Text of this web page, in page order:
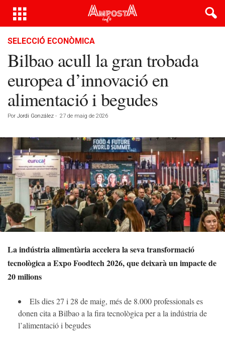
SELECCIÓ ECONÒMICA
Bilbao acull la gran trobada
europea d’innovació en
alimentació i begudes
Por Jordi González - 27 de maig de 2026
La indústria alimentària accelera la seva transformació
tecnològica a Expo Foodtech 2026, que deixarà un impacte de
20 milions
Els dies 27 i 28 de maig, més de 8.000 professionals es
donen cita a Bilbao a la fira tecnològica per a la indústria de
l’alimentació i begudes